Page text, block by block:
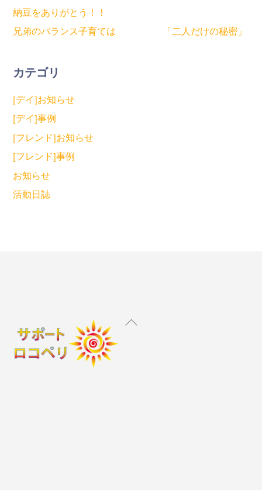
納豆をありがとう！！
兄弟のバランス子育ては 「二人だけの秘密」
カテゴリ
[デイ]お知らせ
[デイ]事例
[フレンド]お知らせ
[フレンド]事例
お知らせ
活動日誌
Back